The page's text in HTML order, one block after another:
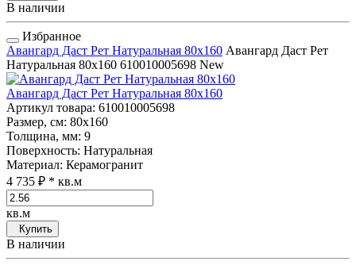
В наличии
Избранное
Авангард Даст Рет Натуральная 80x160 Авангард Даст Рет
Натуральная 80x160 610010005698 New
Авангард Даст Рет Натуральная 80x160
Артикул товара: 610010005698
Размер, см: 80x160
Толщина, мм: 9
Поверхность: Натуральная
Материал: Керамогранит
4 735 ₽ * кв.м
кв.м
Купить
В наличии